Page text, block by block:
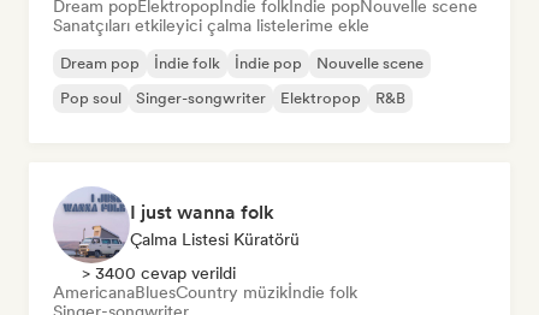
Dream popElektropop İndie folk İndie popNouvelle scene
Sanatçıları etkileyici çalma listelerime ekle
Dream pop İndie folk İndie pop
Nouvelle scene
Pop soul
Singer-songwriter Elektropop R&B
I just wanna folk
Çalma Listesi Küratörü
> 3400 cevap verildi
AmericanaBluesCountry müzikİndie folk